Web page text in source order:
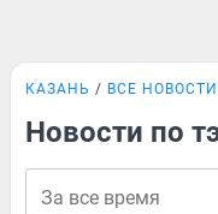
КАЗАНЬ ВСЕ НОВОСТИ
Новости по